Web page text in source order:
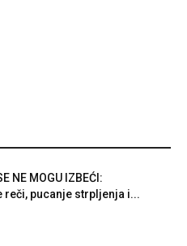
NE MOGU IZBEĆI:
reči, pucanje strpljenja i...